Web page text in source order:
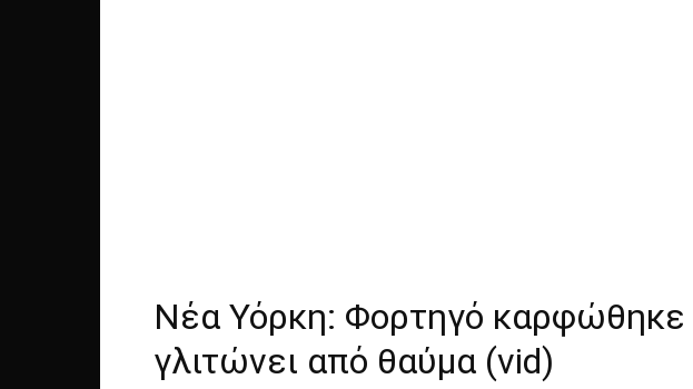
Νέα Υόρκη: Φορτηγό καρφώθηκε
γλιτώνει από θαύμα (vid)